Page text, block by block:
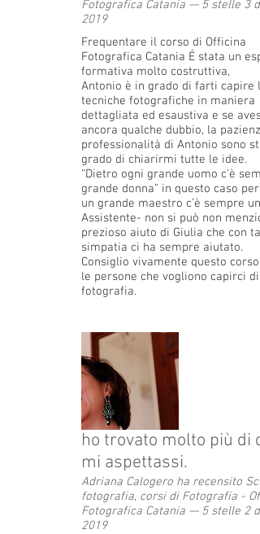
Fotografica Catania — 5 stelle 3
2019
Frequentare il corso di Officina
Fotografica Catania É stata un
formativa molto costruttiva,
Antonio è in grado di farti capire le
tecniche fotografiche in maniera
dettagliata ed esaustiva e se
ancora qualche dubbio, la
professionalità di Antonio sono
grado di chiarirmi tutte le idee.
“Dietro ogni grande uomo c’è
grande donna” in questo caso
un grande maestro c’è sempre
Assistente- non si può non
prezioso aiuto di Giulia che con
simpatia ci ha sempre aiutato.
Consiglio vivamente questo corso
le persone che vogliono capirci di
fotografia.
ho trovato molto più di
mi aspettassi.
Adriana Calogero ha recensito
fotografia, corsi di Fotografia -
Fotografica Catania — 5 stelle 2
2019